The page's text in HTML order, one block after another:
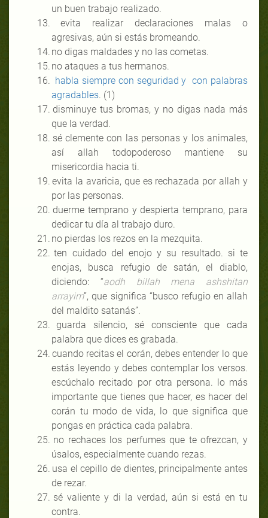
un buen trabajo realizado.
13.
evita realizar declaraciones malas o
agresivas, aún si estás bromeando.
14. no digas maldades y no las cometas.
15. no ataques a tus hermanos.
16. habla siempre con seguridad y con palabras
agradables. (1)
17. disminuye tus bromas, y no digas nada más
que la verdad.
18. sé clemente con las personas y los animales,
así allah todopoderoso mantiene su
misericordia hacia ti.
19. evita la avaricia, que es rechazada por allah y
por las personas.
20. duerme temprano y despierta temprano, para
dedicar tu día al trabajo duro.
21. no pierdas los rezos en la mezquita.
22. ten cuidado del enojo y su resultado. si te
enojas, busca refugio de satán, el diablo,
diciendo: “aodh billah mena ashshitan
arrayim”, que significa “busco refugio en allah
del maldito satanás”.
23.
guarda silencio, sé consciente que cada
palabra que dices es grabada.
24. cuando recitas el corán, debes entender lo que
estás leyendo y debes contemplar los versos.
escúchalo recitado por otra persona. lo más
importante que tienes que hacer, es hacer del
corán tu modo de vida, lo que significa que
pongas en práctica cada palabra.
25. no rechaces los perfumes que te ofrezcan, y
úsalos, especialmente cuando rezas.
26. usa el cepillo de dientes, principalmente antes
de rezar.
27. sé valiente y di la verdad, aún si está en tu
contra.